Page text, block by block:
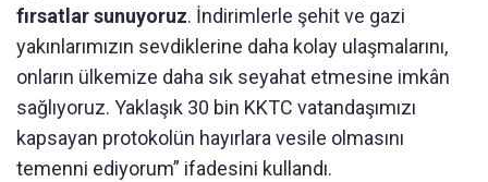
fırsatlar sunuyoruz. İndirimlerle şehit ve gazi
yakınlarımızın sevdiklerine daha kolay ulaşmalarını,
onların ülkemize daha sık seyahat etmesine imkân
sağlıyoruz. Yaklaşık 30 bin KKTC vatandaşımızı
kapsayan protokolün hayırlara vesile olmasını
temenni ediyorum” ifadesini kullandı.